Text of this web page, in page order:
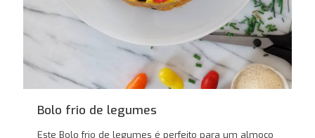
Bolo frio de legumes
Este Bolo frio de legumes é perfeito para um almoço